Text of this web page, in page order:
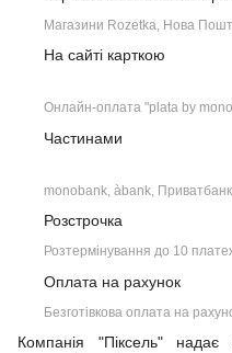
Магазини Rozetka, Нова
На сайті карткою
Онлайн-оплата "plata by
Частинами
monobank, àbank,
Розстрочка
Розтермінування до 10
Оплата на рахунок
Безготівкова оплата на
Компанія "Піксель" надає